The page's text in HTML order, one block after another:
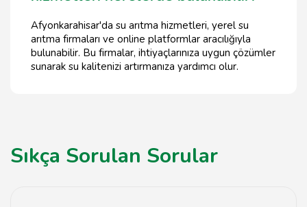
Afyonkarahisar'da su arıtma hizmetleri, yerel su
arıtma firmaları ve online platformlar aracılığıyla
bulunabilir. Bu firmalar, ihtiyaçlarınıza uygun çözümler
sunarak su kalitenizi artırmanıza yardımcı olur.
Sıkça Sorulan Sorular